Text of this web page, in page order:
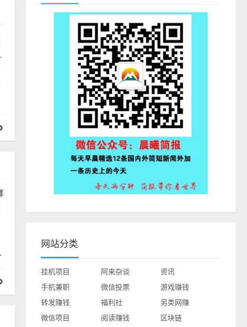
网站分类
挂机项目 阿来杂谈
资讯
手机兼职
微信投票
游戏赚钱
转发赚钱
福利社
另类网赚
微信项目
阅读赚钱
区块链